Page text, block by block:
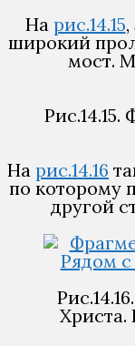
На рис.14.15
широкий
мост.
На рис.14.16
по которому
другой